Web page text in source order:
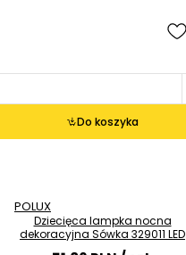
Do koszyka
POLUX
Dziecięca lampka nocna
dekoracyjna Sówka 329011 LED
1W 3000K RGB kolorowa